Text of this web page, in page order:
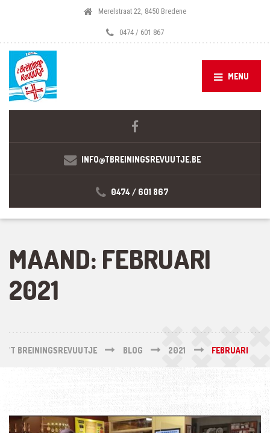
Merelstraat 22, 8450 Bredene
0474 / 601 867
MENU
INFO@TBREININGSREVUUTJE.BE
0474 / 601 867
MAAND: FEBRUARI
2021
'T BREININGSREVUUTJE BLOG 2021 FEBRUARI